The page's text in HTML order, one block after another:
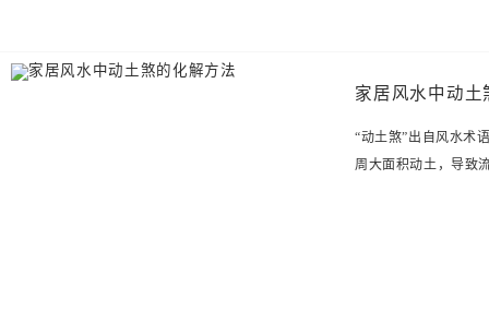
家居风水中动土
“动土煞”出自风水术
周大面积动土，导致